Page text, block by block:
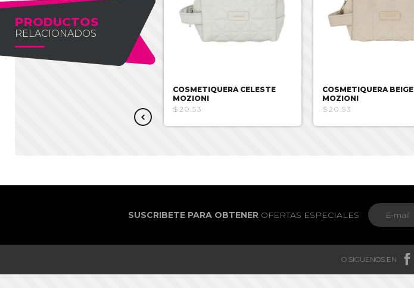
PRODUCTOS
RELACIONADOS
COSMETIQUERA CELESTE
MOZIONI
$20.53
COSMETIQUERA BEIGE
MOZIONI
$20.53
SUSCRIBETE PARA OBTENEROFERTAS ESPECIALES
O SIGUENOS EN 